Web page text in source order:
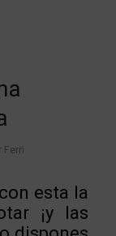
Ferri
esta la
¡y las